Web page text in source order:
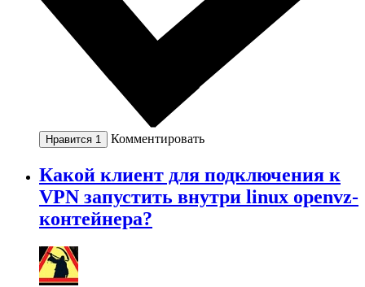
Нравится 1 Комментировать
Какой клиент для подключения к
VPN запустить внутри linux openvz-
контейнера?